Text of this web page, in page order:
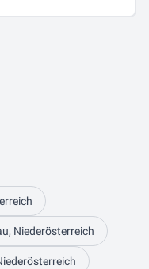
Niederösterreich